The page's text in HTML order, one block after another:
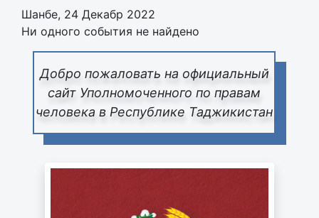
Добро пожаловать на официальный
сайт Уполномоченного по правам
человека в Республике Таджикистан
Шанбе, 24 Декабр 2022
Ни одного события не найдено